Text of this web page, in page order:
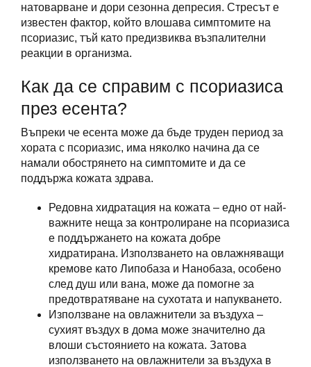
натоварване и дори сезонна депресия. Стресът е
известен фактор, който влошава симптомите на
псориазис, тъй като предизвиква възпалителни
реакции в организма.
Как да се справим с псориазиса
през есента?
Въпреки че есента може да бъде труден период за
хората с псориазис, има няколко начина да се
намали обострянето на симптомите и да се
поддържа кожата здрава.
Редовна хидратация на кожата – едно от най-
важните неща за контролиране на псориазиса
е поддържането на кожата добре
хидратирана. Използването на овлажняващи
кремове като Липобаза и Нанобаза, особено
след душ или вана, може да помогне за
предотвратяване на сухотата и напукването.
Използване на овлажнители за въздуха –
сухият въздух в дома може значително да
влоши състоянието на кожата. Затова
използването на овлажнители за въздуха в